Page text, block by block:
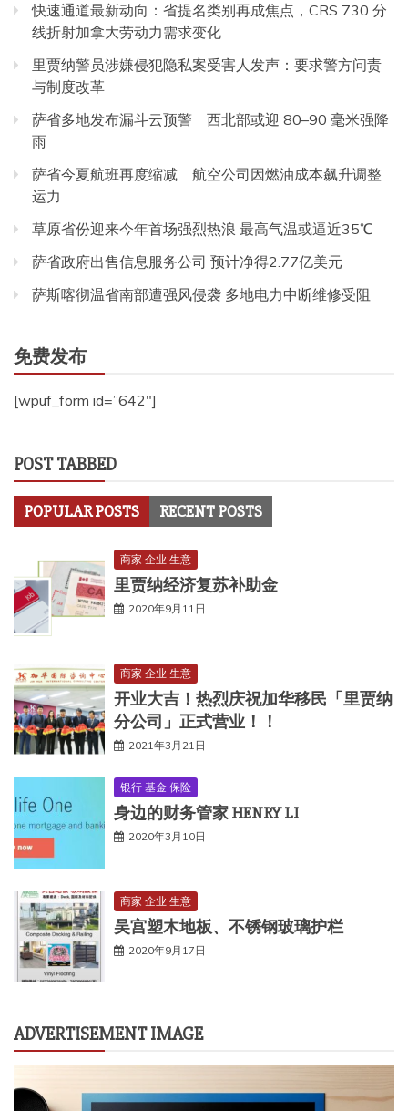
快速通道最新动向：省提名类别再成焦点，CRS 730 分
线折射加拿大劳动力需求变化
里贾纳警员涉嫌侵犯隐私案受害人发声：要求警方问责
与制度改革
萨省多地发布漏斗云预警 西北部或迎 80–90 毫米强降
雨
萨省今夏航班再度缩减 航空公司因燃油成本飙升调整
运力
草原省份迎来今年首场强烈热浪 最高气温或逼近35℃
萨省政府出售信息服务公司 预计净得2.77亿美元
萨斯喀彻温省南部遭强风侵袭 多地电力中断维修受阻
免费发布
[wpuf_form id=”642″]
POST TABBED
POPULAR POSTS RECENT POSTS
商家 企业 生意
里贾纳经济复苏补助金
2020年9月11日
商家 企业 生意
开业大吉！热烈庆祝加华移民「里贾纳
分公司」正式营业！！
2021年3月21日
银行 基金 保险
身边的财务管家 HENRY LI
2020年3月10日
商家 企业 生意
吴宫塑木地板、不锈钢玻璃护栏
2020年9月17日
ADVERTISEMENT IMAGE